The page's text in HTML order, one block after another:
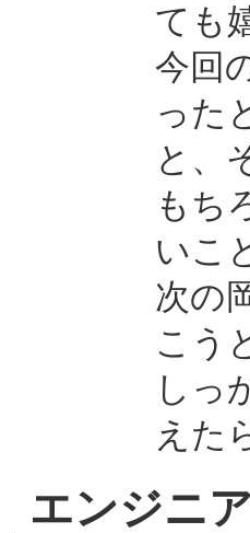
ても
今回
った
と、
もち
いこ
次の
こう
しっ
えた
エンジニ